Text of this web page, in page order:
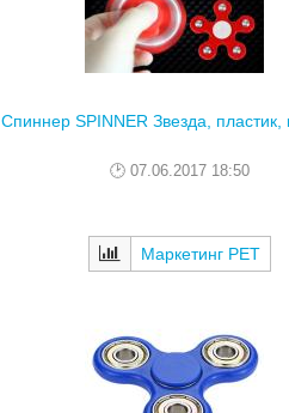
Спиннер SPINNER Звезда, пластик,
07.06.2017 18:50
Маркетинг РЕТ